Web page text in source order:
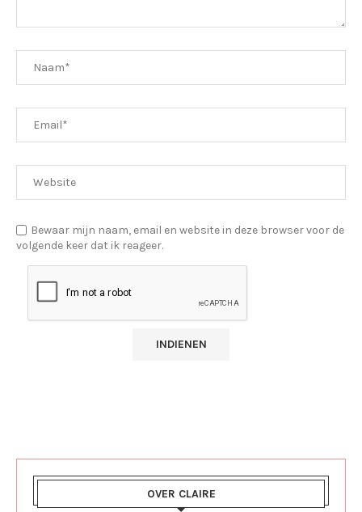
Bewaar mijn naam, email en website in deze browser voor de
volgende keer dat ik reageer.
OVER CLAIRE